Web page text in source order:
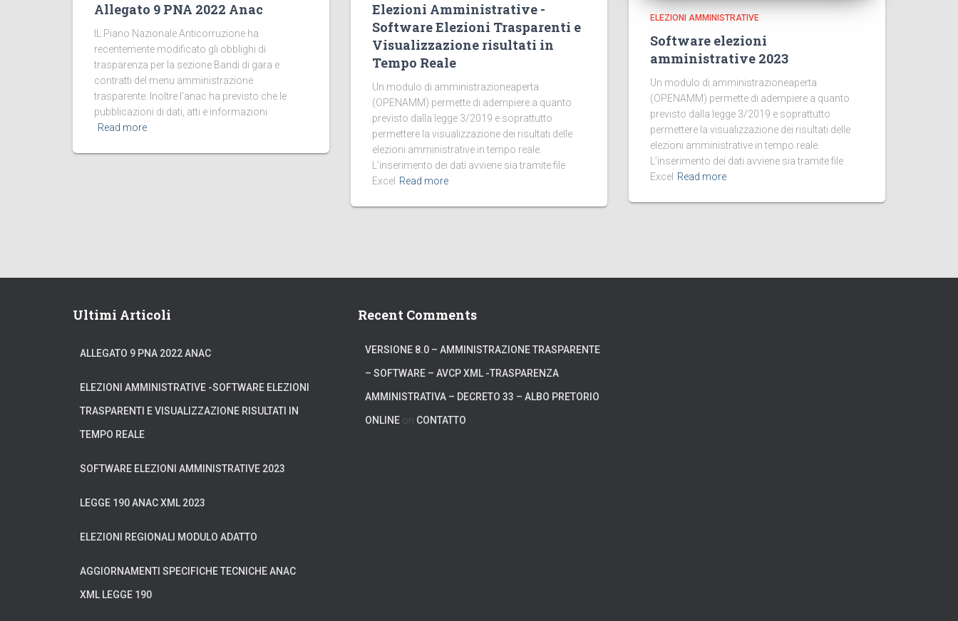
Allegato 9 PNA 2022 Anac
IL Piano Nazionale Anticorruzione ha
recentemente modificato gli obblighi di
trasparenza per la sezione Bandi di gara e
contratti del menu amministrazione
trasparente. Inoltre l’anac ha previsto che le
pubblicazioni di dati, atti e informazioni
Read more
Elezioni Amministrative -
Software Elezioni Trasparenti e
Visualizzazione risultati in
Tempo Reale
Un modulo di amministrazioneaperta
(OPENAMM) permette di adempiere a quanto
previsto dalla legge 3/2019 e soprattutto
permettere la visualizzazione dei risultati delle
elezioni amministrative in tempo reale.
L’inserimento dei dati avviene sia tramite file
Excel Read more
ELEZIONI AMMINISTRATIVE
Software elezioni
amministrative 2023
Un modulo di amministrazioneaperta
(OPENAMM) permette di adempiere a quanto
previsto dalla legge 3/2019 e soprattutto
permettere la visualizzazione dei risultati delle
elezioni amministrative in tempo reale.
L’inserimento dei dati avviene sia tramite file
Excel Read more
Ultimi Articoli
ALLEGATO 9 PNA 2022 ANAC
ELEZIONI AMMINISTRATIVE -SOFTWARE ELEZIONI
TRASPARENTI E VISUALIZZAZIONE RISULTATI IN
TEMPO REALE
SOFTWARE ELEZIONI AMMINISTRATIVE 2023
LEGGE 190 ANAC XML 2023
ELEZIONI REGIONALI MODULO ADATTO
AGGIORNAMENTI SPECIFICHE TECNICHE ANAC
XML LEGGE 190
Recent Comments
VERSIONE 8.0 – AMMINISTRAZIONE TRASPARENTE
– SOFTWARE – AVCP XML -TRASPARENZA
AMMINISTRATIVA – DECRETO 33 – ALBO PRETORIO
ONLINE on CONTATTO